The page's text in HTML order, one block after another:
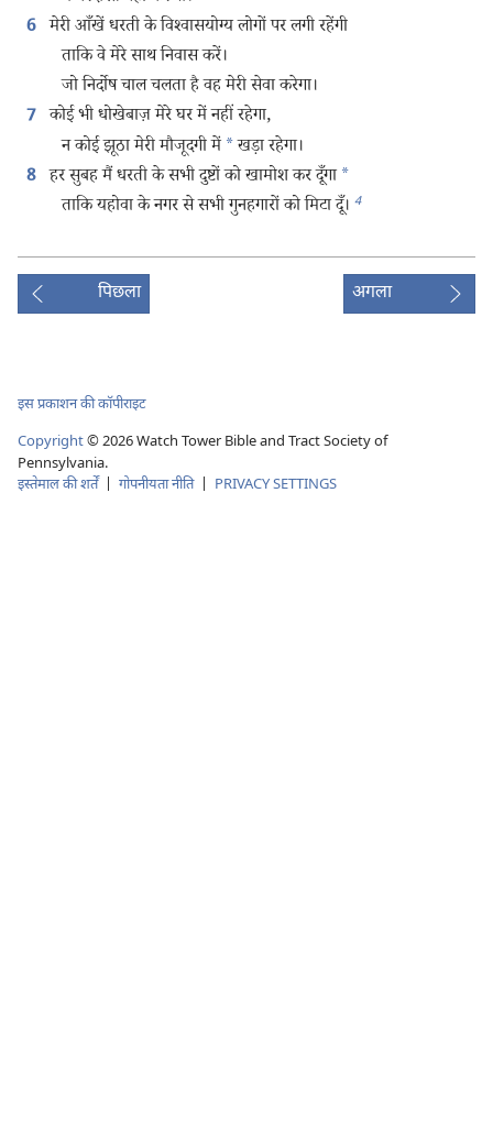
6 मेरी आँखें धरती के विश्‍वासयोग्य लोगों पर लगी रहेंगी
ताकि वे मेरे साथ निवास करें।
जो निर्दोष चाल चलता है वह मेरी सेवा करेगा।
7 कोई भी धोखेबाज़ मेरे घर में नहीं रहेगा,
न कोई झूठा मेरी मौजूदगी में *खड़ा रहेगा।
8 हर सुबह मैं धरती के सभी दुष्टों को खामोश कर दूँगा *
ताकि यहोवा के नगर से सभी गुनहगारों को मिटा दूँ। 4
पिछला अगला
इस प्रकाशन की कॉपीराइट
Copyright© 2026Watch Tower Bible and Tract Society of
Pennsylvania.
इस्तेमाल की शर्तें| गोपनीयता नीति| PRIVACY SETTINGS